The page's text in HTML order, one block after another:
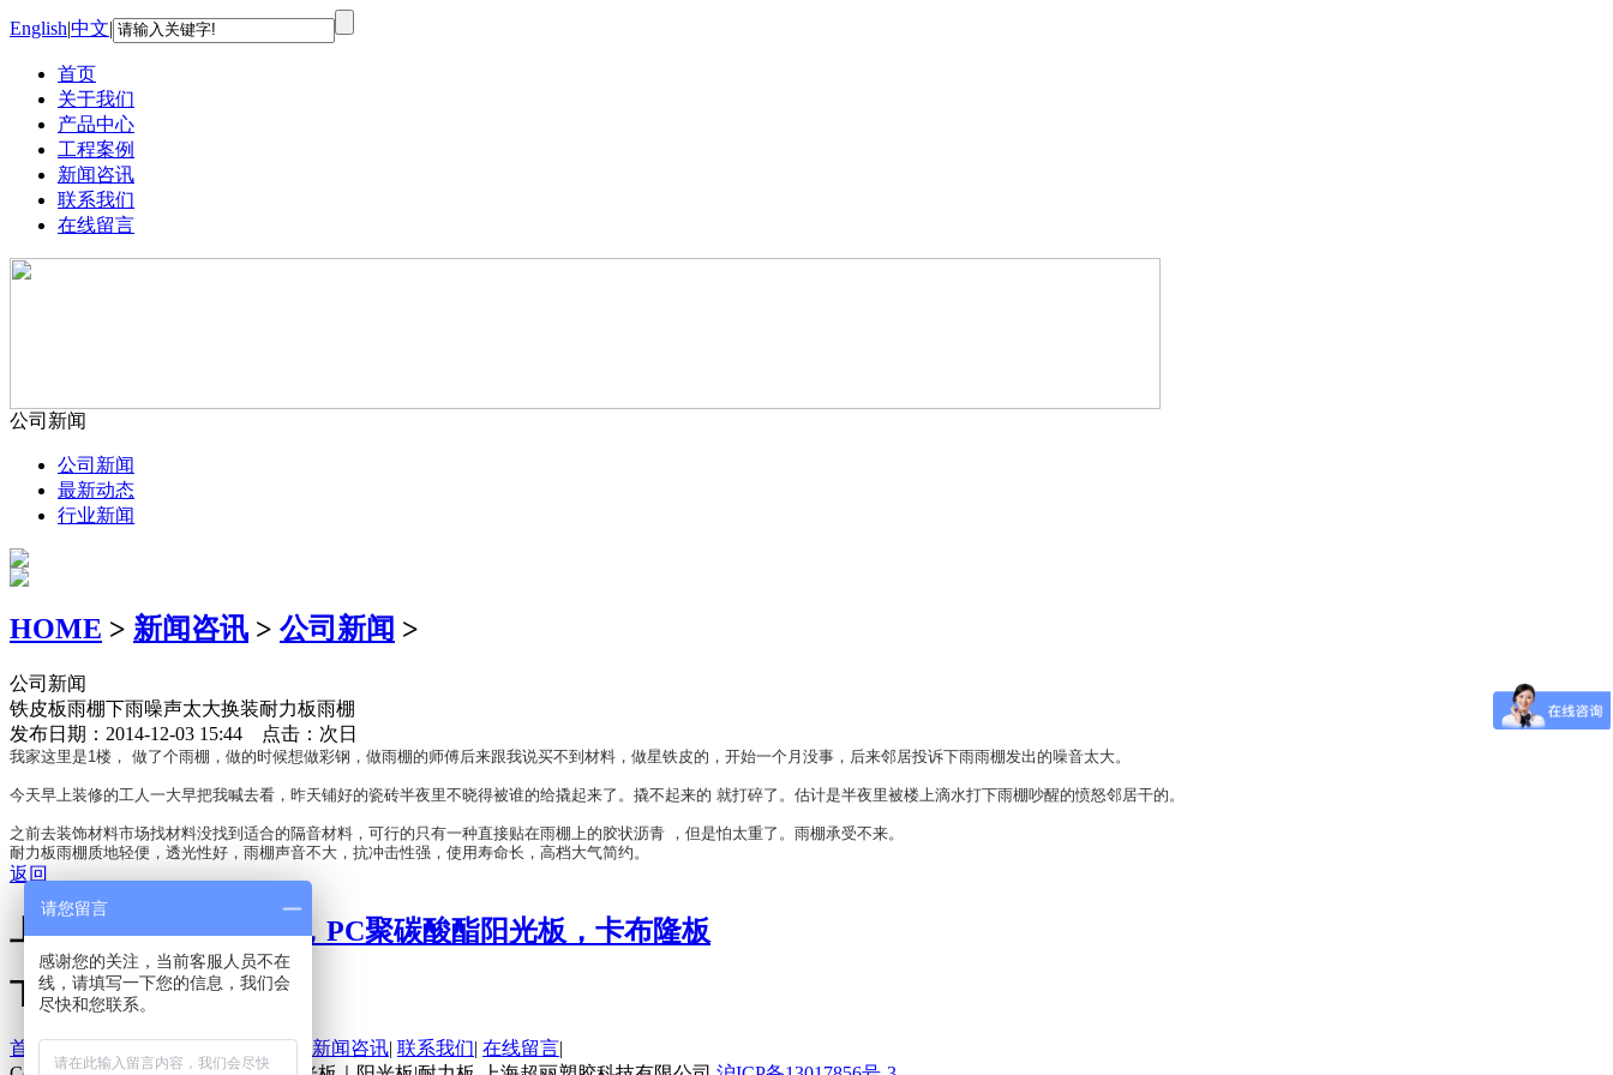
English|中文|
首页
关于我们
产品中心
工程案例
新闻咨讯
联系我们
在线留言
公司新闻
公司新闻
最新动态
行业新闻
HOME > 新闻咨讯 > 公司新闻 >
公司新闻
铁皮板雨棚下雨噪声太大换装耐力板雨棚
发布日期：2014-12-03 15:44 点击： 次日
我家这里是1楼， 做了个雨棚，做的时候想做彩钢，做雨棚的师傅后来跟我说买不到材料，做星铁皮的，开始一个月没事，后来邻居投诉下雨雨棚发出的噪音太大。
今天早上装修的工人一大早把我喊去看，昨天铺好的瓷砖半夜里不晓得被谁的给撬起来了。撬不起来的 就打碎了。估计是半夜里被楼上滴水打下雨棚吵醒的愤怒邻居干的。
之前去装饰材料市场找材料没找到适合的隔音材料，可行的只有一种直接贴在雨棚上的胶状沥青 ，但是怕太重了。雨棚承受不来。
耐力板雨棚质地轻便，透光性好，雨棚声音不大，抗冲击性强，使用寿命长，高档大气简约。
返回
上一篇：新型采光材料，PC聚碳酸酯阳光板，卡布隆板
下一篇：阳光板的优势
首页 工程案例 新闻咨讯| 联系我们| 在线留言|
请您留言
感谢您的关注，当前客服人员不在
线，请填写一下您的信息，我们会
尽快和您联系。